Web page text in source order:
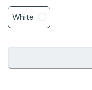
White